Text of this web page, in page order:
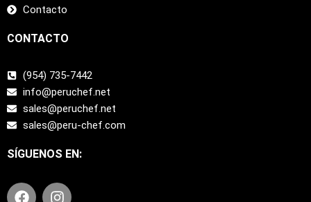
Contacto
CONTACTO
(954) 735-7442
info@peruchef.net
sales@peruchef.net
sales@peru-chef.com
SÍGUENOS EN:
F
I